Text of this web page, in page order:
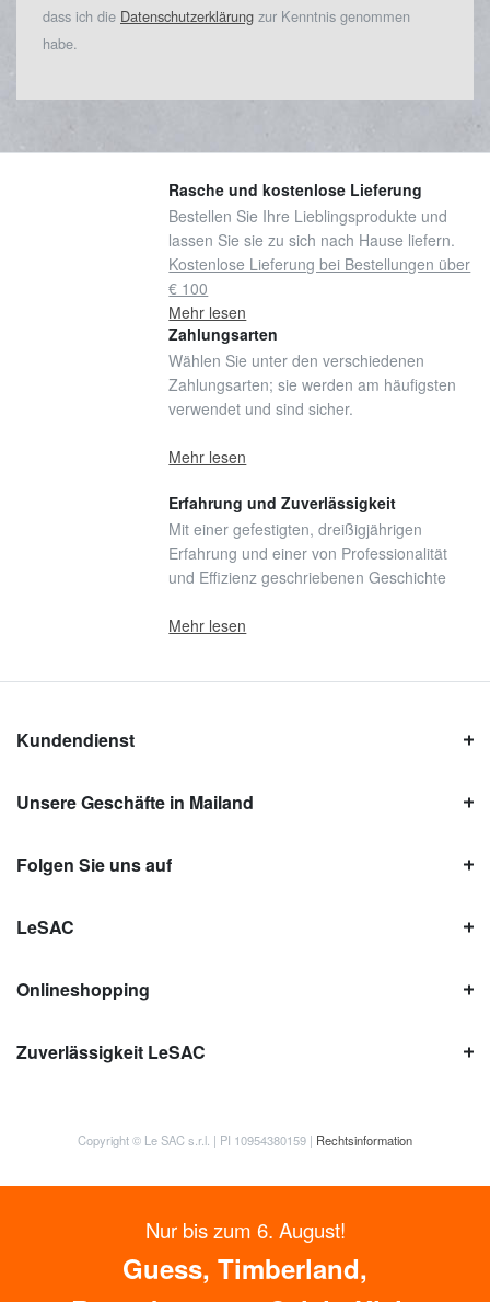
dass ich die Datenschutzerklärung zur Kenntnis genommen
habe.
Rasche und kostenlose Lieferung
Bestellen Sie Ihre Lieblingsprodukte und
lassen Sie sie zu sich nach Hause liefern.
Kostenlose Lieferung bei Bestellungen über
€ 100
Mehr lesen
Zahlungsarten
Wählen Sie unter den verschiedenen
Zahlungsarten; sie werden am häufigsten
verwendet und sind sicher.
Mehr lesen
Erfahrung und Zuverlässigkeit
Mit einer gefestigten, dreißigjährigen
Erfahrung und einer von Professionalität
und Effizienz geschriebenen Geschichte
Mehr lesen
Kundendienst
Unsere Geschäfte in Mailand
Folgen Sie uns auf
LeSAC
Onlineshopping
Zuverlässigkeit LeSAC
Copyright © Le SAC s.r.l. | PI 10954380159 | Rechtsinformation
Nur bis zum 6. August!
Guess, Timberland,